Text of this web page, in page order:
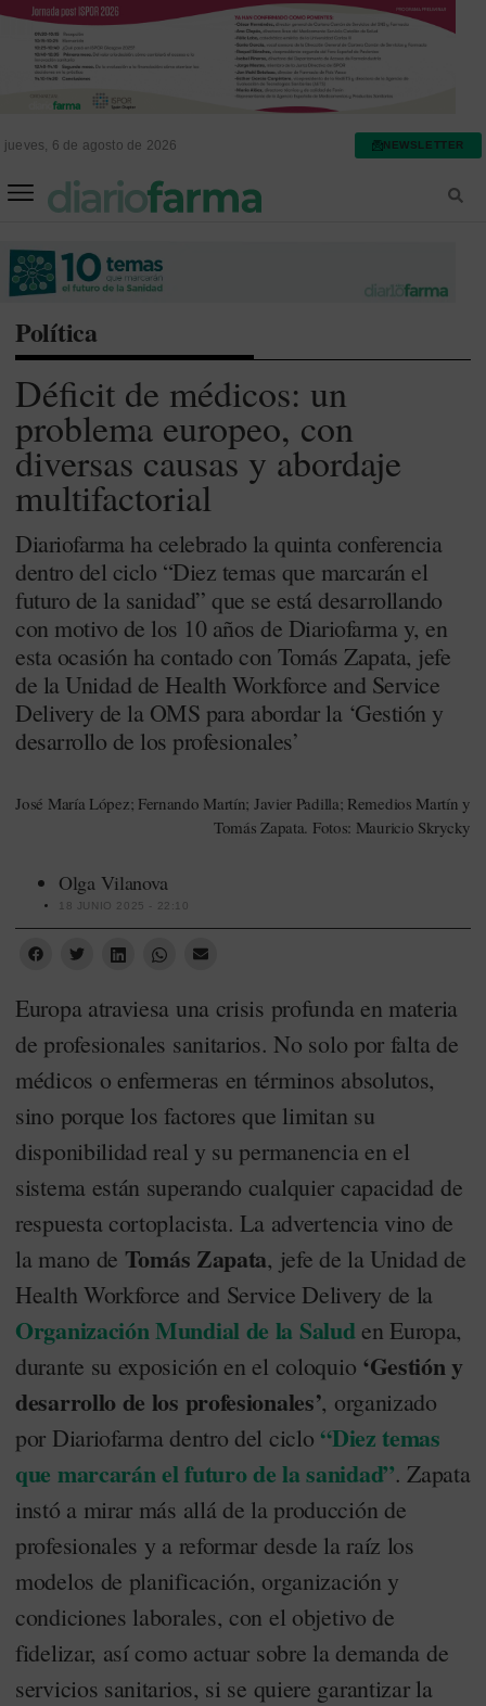
jueves, 6 de agosto de 2026 NEWSLETTER
Política
Déficit de médicos: un
problema europeo, con
diversas causas y abordaje
multifactorial
Diariofarma ha celebrado la quinta conferencia
dentro del ciclo “Diez temas que marcarán el
futuro de la sanidad” que se está desarrollando
con motivo de los 10 años de Diariofarma y, en
esta ocasión ha contado con Tomás Zapata, jefe
de la Unidad de Health Workforce and Service
Delivery de la OMS para abordar la ‘Gestión y
desarrollo de los profesionales’
José María López; Fernando Martín; Javier Padilla; Remedios Martín y
Tomás Zapata. Fotos: Mauricio Skrycky
Olga Vilanova
18 JUNIO 2025 - 22:10
Europa atraviesa una crisis profunda en materia
de profesionales sanitarios. No solo por falta de
médicos o enfermeras en términos absolutos,
sino porque los factores que limitan su
disponibilidad real y su permanencia en el
sistema están superando cualquier capacidad de
respuesta cortoplacista. La advertencia vino de
la mano de Tomás Zapata, jefe de la Unidad de
Health Workforce and Service Delivery de la
Organización Mundial de la Saluden Europa,
durante su exposición en el coloquio ‘Gestión y
desarrollo de los profesionales’, organizado
por Diariofarma dentro del ciclo “Diez temas
que marcarán el futuro de la sanidad”. Zapata
instó a mirar más allá de la producción de
profesionales y a reformar desde la raíz los
modelos de planificación, organización y
condiciones laborales, con el objetivo de
fidelizar, así como actuar sobre la demanda de
servicios sanitarios, si se quiere garantizar la